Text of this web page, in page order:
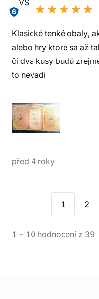
VS
6
Klasické tenké obaly,
alebo hry ktoré sa až
či dva kusy budú
to nevadí
před 4 roky
1 2
1 - 10 hodnocení z 39